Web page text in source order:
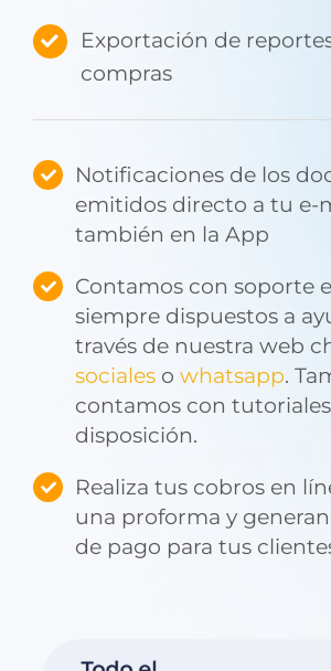
Exportación de
compras
Notificaciones de los
emitidos directo a tu e-
también en la App
Contamos con soporte
siempre dispuestos a
través de nuestra web
sociales owhatsapp.
contamos con
disposición.
Realiza tus cobros en
una proforma y
de pago para tus